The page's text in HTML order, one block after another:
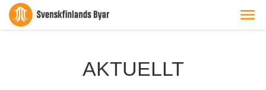
AKTUELLT